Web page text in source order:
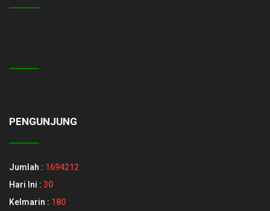
PENGUNJUNG
Jumlah : 1694212
Hari Ini : 30
Kelmarin : 180